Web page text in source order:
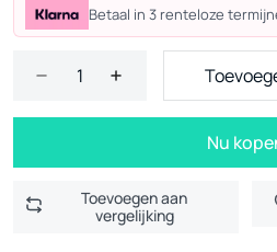
Betaal in 3 renteloze
Nu
Toevoegen aan
vergelijking